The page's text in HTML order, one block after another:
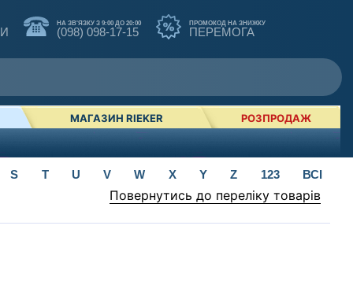
НА ЗВ'ЯЗКУ З 9:00 ДО 20:00
(098) 098-17-15
ПРОМОКОД НА ЗНИЖКУ
ПЕРЕМОГА
МАГАЗИН RIEKER РОЗПРОДАЖ
S T U V W X Y Z 123 ВСІ
Повернутись до переліку товарів